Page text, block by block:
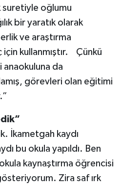
suretiyle oğlumu
bir yaratık olarak
ve araştırma
için kullanmıştır. Çünkü
anaokuluna da
görevleri olan eğitimi
İkametgah kaydı
bu okula yapıldı. Ben
kaynaştırma öğrencisi
Zira saf ırk